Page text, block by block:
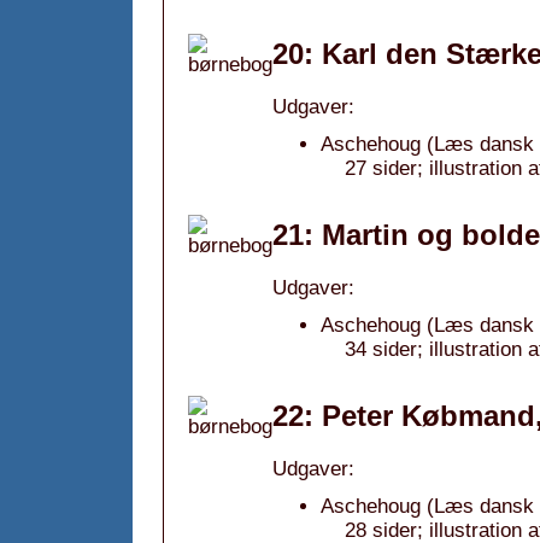
20: Karl den
Udgaver:
Aschehoug (Læs dansk
27 sider; illustration
21: Martin og
Udgaver:
Aschehoug (Læs dansk
34 sider; illustration
22: Peter
Udgaver:
Aschehoug (Læs dansk
28 sider; illustration